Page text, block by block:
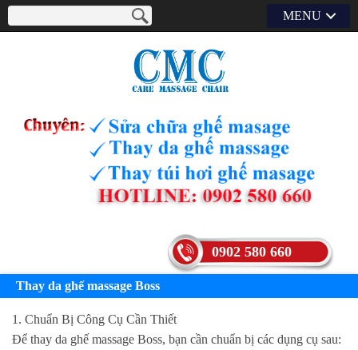
MENU
0902 580 660
Thay da ghế massage Boss
1. Chuẩn Bị Công Cụ Cần Thiết
Để thay da ghế massage Boss, bạn cần chuẩn bị các dụng cụ sau: